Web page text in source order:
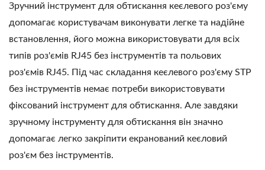
Зручний інструмент для обтискання кеєлевого роз'єму
допомагає користувачам виконувати легке та надійне
встановлення, його можна використовувати для всіх
типів роз'ємів RJ45 без інструментів та польових
роз'ємів RJ45. Під час складання кеєлевого роз'єму STP
без інструментів немає потреби використовувати
фіксований інструмент для обтискання. Але завдяки
зручному інструменту для обтискання він значно
допомагає легко закріпити екранований кеєловий
роз'єм без інструментів.